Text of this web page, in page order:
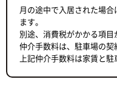
月の途中で入居された場
ます。
別途、消費税がかかる項目
仲介手数料は、駐車場の契
上記仲介手数料は家賃と